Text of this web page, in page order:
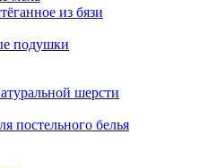
из бязи
подушки
шерсти
постельного белья